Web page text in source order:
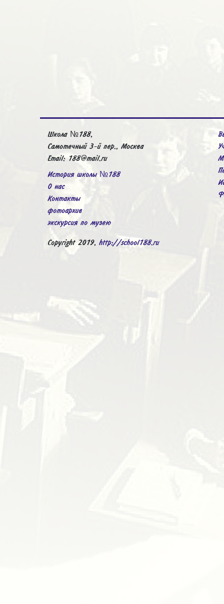
Школа №188,
Самотечный 3-й пер., Москва
Email: 188@mail.ru
История школы №188
О нас
Контакты
фотоархив
экскурсия по музею
Copyright 2019, http://school188.ru